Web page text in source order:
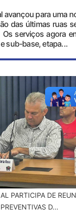
avançou para uma
das últimas ruas
serviços agora
sub-base, etapa...
PARTICIPA DE
D...